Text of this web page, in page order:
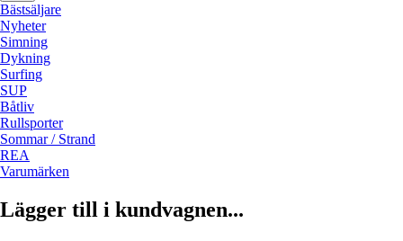
Bästsäljare
Nyheter
Simning
Dykning
Surfing
SUP
Båtliv
Rullsporter
Sommar / Strand
REA
Varumärken
Lägger till i kundvagnen...